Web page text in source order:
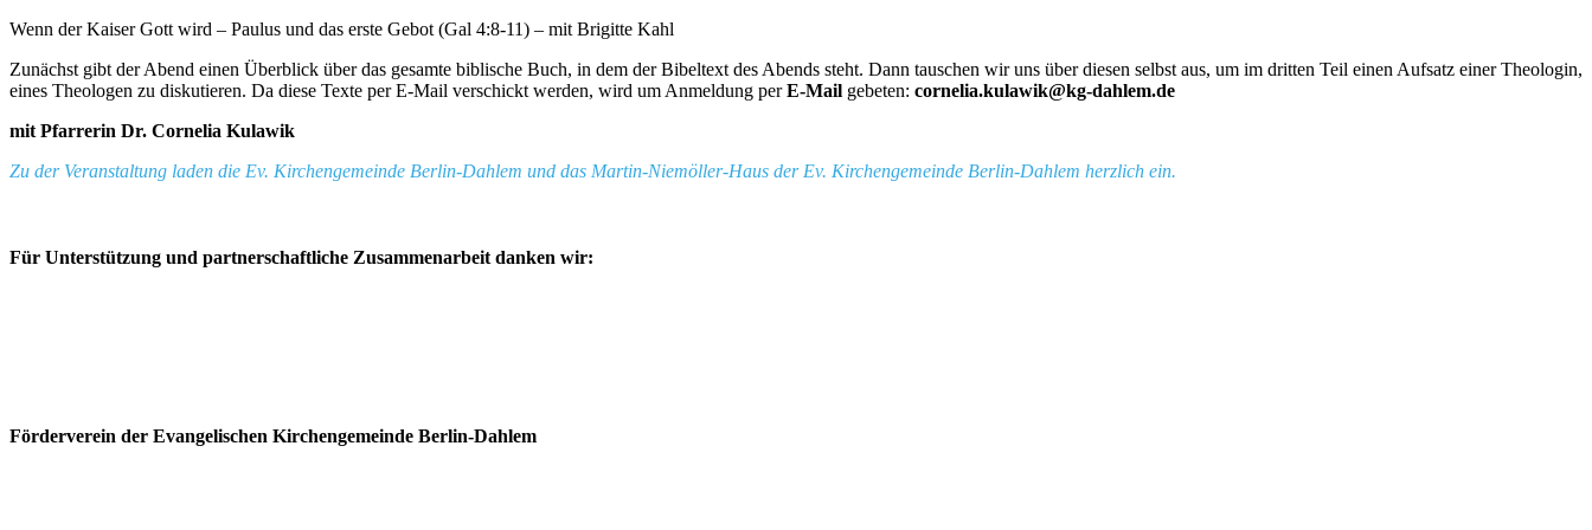
Wenn der Kaiser Gott wird – Paulus und das erste Gebot (Gal 4:8-11) – mit Brigitte Kahl
Zunächst gibt der Abend einen Überblick über das gesamte biblische Buch, in dem der Bibeltext des Abends steht. Dann tauschen wir uns über diesen selbst aus, um im dritten Teil einen Aufsatz einer Theologin,
eines Theologen zu diskutieren. Da diese Texte per E-Mail verschickt werden, wird um Anmeldung perE-Mail gebeten: cornelia.kulawik@kg-dahlem.de
mit Pfarrerin Dr. Cornelia Kulawik
Zu der Veranstaltung laden die Ev. Kirchengemeinde Berlin-Dahlem und das Martin-Niemöller-Haus der Ev. Kirchengemeinde Berlin-Dahlem herzlich ein.
Für Unterstützung und partnerschaftliche Zusammenarbeit danken wir:
Förderverein der Evangelischen Kirchengemeinde Berlin-Dahlem